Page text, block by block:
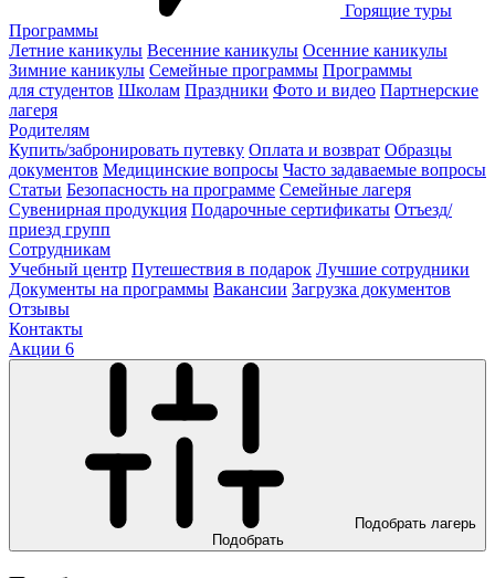
Горящие туры
Программы
Летние каникулы Весенние каникулы Осенние каникулы
Зимние каникулы Семейные программы Программы
для студентов Школам Праздники Фото и видео Партнерские
лагеря
Родителям
Купить/забронировать путевку Оплата и возврат Образцы
документов Медицинские вопросы Часто задаваемые вопросы
Статьи Безопасность на программе Семейные лагеря
Сувенирная продукция Подарочные сертификаты Отъезд/
приезд групп
Сотрудникам
Учебный центр Путешествия в подарок Лучшие сотрудники
Документы на программы Вакансии Загрузка документов
Отзывы
Контакты
Акции 6
Подобрать лагерь
Подобрать